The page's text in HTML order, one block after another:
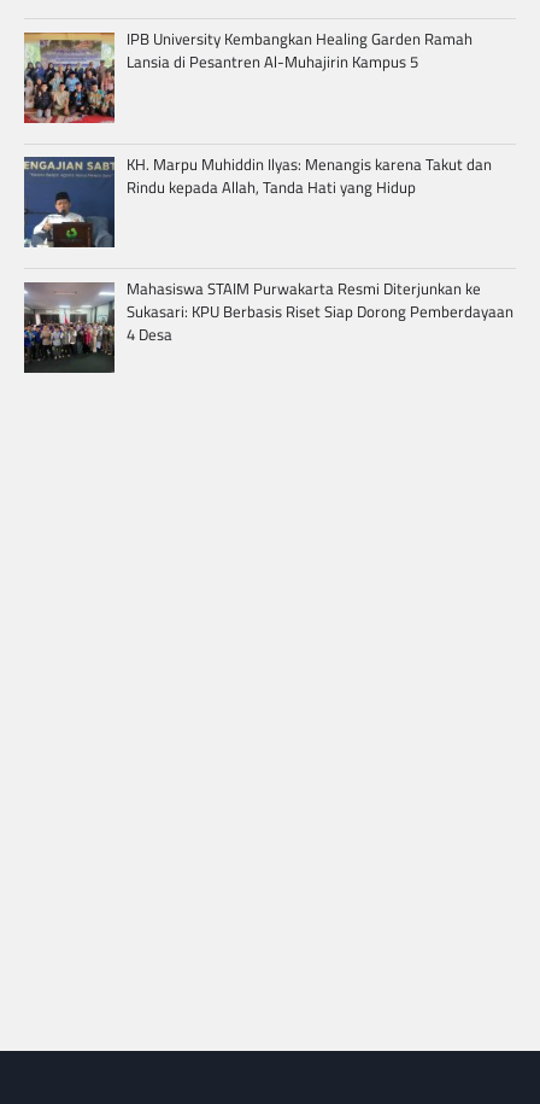
IPB University Kembangkan Healing Garden Ramah
Lansia di Pesantren Al-Muhajirin Kampus 5
KH. Marpu Muhiddin Ilyas: Menangis karena Takut dan
Rindu kepada Allah, Tanda Hati yang Hidup
Mahasiswa STAIM Purwakarta Resmi Diterjunkan ke
Sukasari: KPU Berbasis Riset Siap Dorong Pemberdayaan
4 Desa